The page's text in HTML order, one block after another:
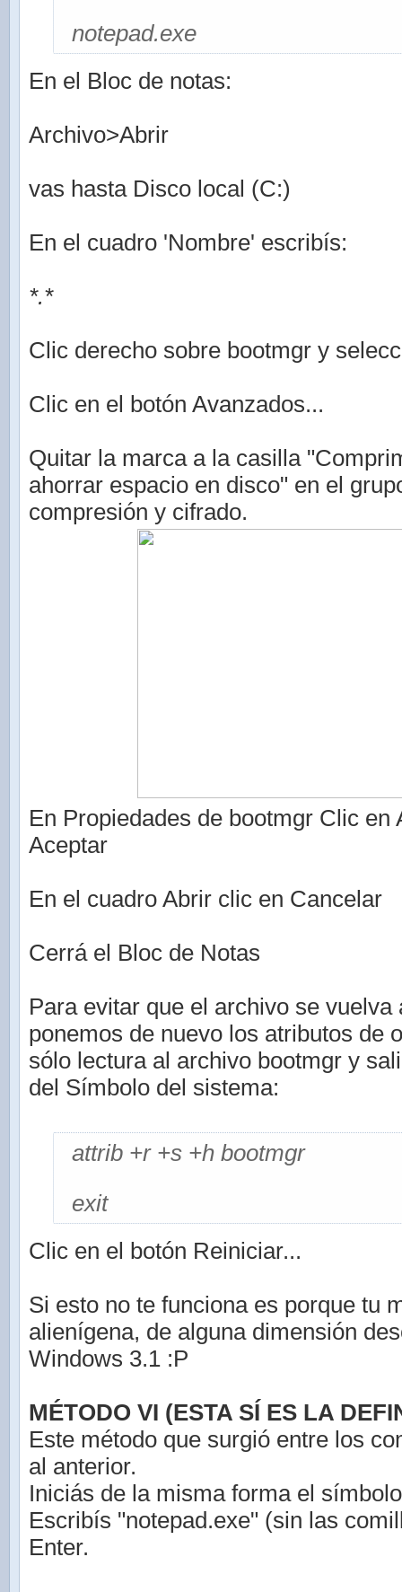
notepad.exe
En el Bloc de notas:
Archivo>Abrir
vas hasta Disco local (C:)
En el cuadro 'Nombre' escribís:
*.*
Clic derecho sobre bootmgr y
Clic en el botón Avanzados...
Quitar la marca a la casilla
ahorrar espacio en disco" en el
compresión y cifrado.
En Propiedades de bootmgr Clic en
Aceptar
En el cuadro Abrir clic en Cancelar
Cerrá el Bloc de Notas
Para evitar que el archivo se vuelva
ponemos de nuevo los atributos de
sólo lectura al archivo bootmgr y
del Símbolo del sistema:
attrib +r +s +h bootmgr
exit
Clic en el botón Reiniciar...
Si esto no te funciona es porque tu
alienígena, de alguna dimensión
Windows 3.1 :P
MÉTODO VI (ESTA SÍ ES LA
Este método que surgió entre los
al anterior.
Iniciás de la misma forma el
Escribís "notepad.exe" (sin las
Enter.